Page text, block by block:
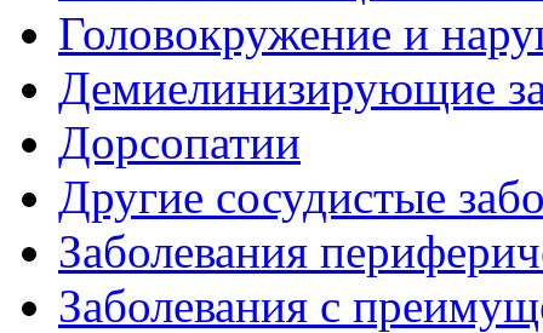
Головокружение и
Демиелинизирующие
Дорсопатии
Другие сосудистые
Заболевания
Заболевания с